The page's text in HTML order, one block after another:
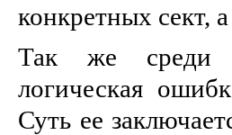
конкретных сект,
Так же среди
логическая
Суть ее